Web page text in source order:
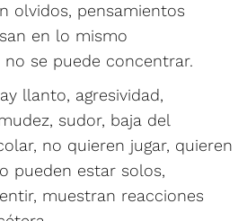
olvidos, pensamientos
en lo mismo
no se puede concentrar.
llanto, agresividad,
sudor, baja del
no quieren jugar, quieren
pueden estar solos,
muestran reacciones